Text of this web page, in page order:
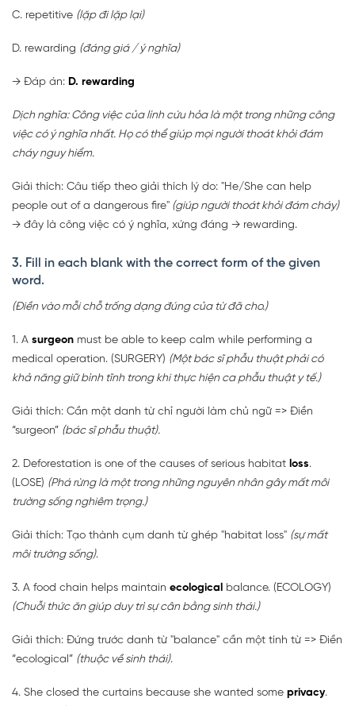
C. repetitive (lặp đi lặp lại)
D. rewarding (đáng giá / ý nghĩa)
→ Đáp án: D. rewarding
Dịch nghĩa: Công việc của lính cứu hỏa là một trong những công
việc có ý nghĩa nhất. Họ có thể giúp mọi người thoát khỏi đám
cháy nguy hiểm.
Giải thích: Câu tiếp theo giải thích lý do: "He/She can help
people out of a dangerous fire" (giúp người thoát khỏi đám cháy)
→ đây là công việc có ý nghĩa, xứng đáng → rewarding.
3. Fill in each blank with the correct form of the given
word.
(Điền vào mỗi chỗ trống dạng đúng của từ đã cho.)
1. A surgeon must be able to keep calm while performing a
medical operation. (SURGERY) (Một bác sĩ phẫu thuật phải có
khả năng giữ bình tĩnh trong khi thực hiện ca phẫu thuật y tế.)
Giải thích: Cần một danh từ chỉ người làm chủ ngữ => Điền
“surgeon” (bác sĩ phẫu thuật).
2. Deforestation is one of the causes of serious habitat loss.
(LOSE) (Phá rừng là một trong những nguyên nhân gây mất môi
trường sống nghiêm trọng.)
Giải thích: Tạo thành cụm danh từ ghép "habitat loss" (sự mất
môi trường sống).
3. A food chain helps maintain ecological balance. (ECOLOGY)
(Chuỗi thức ăn giúp duy trì sự cân bằng sinh thái.)
Giải thích: Đứng trước danh từ "balance" cần một tính từ => Điền
“ecological” (thuộc về sinh thái).
4. She closed the curtains because she wanted some privacy.